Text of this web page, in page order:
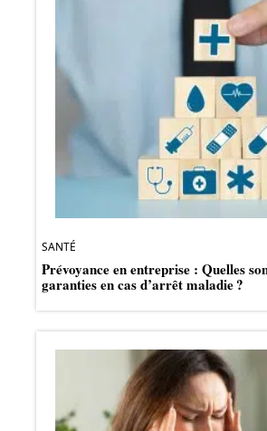
SANTÉ
Prévoyance en entreprise : Quelles
garanties en cas d’arrêt maladie ?